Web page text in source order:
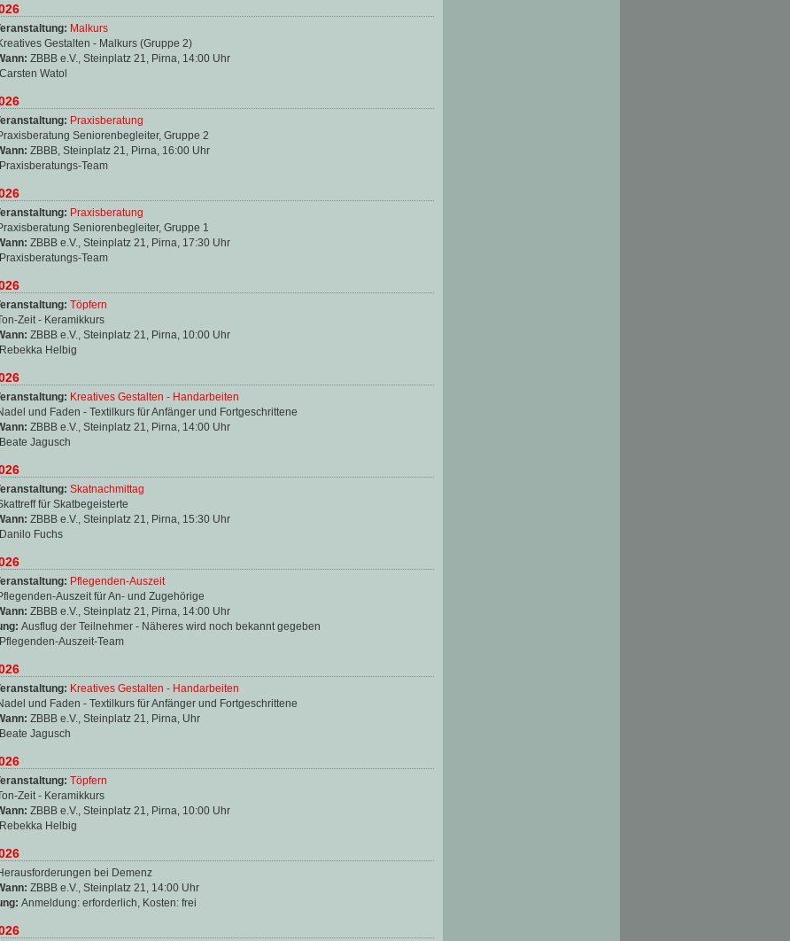
Malkurs
Gestalten - Malkurs (Gruppe 2)
ZBBB e.V., Steinplatz 21, Pirna, 14:00 Uhr
Carsten Watol
Praxisberatung
Seniorenbegleiter, Gruppe 2
ZBBB, Steinplatz 21, Pirna, 16:00 Uhr
Praxisberatungs-Team
Praxisberatung
Seniorenbegleiter, Gruppe 1
ZBBB e.V., Steinplatz 21, Pirna, 17:30 Uhr
Praxisberatungs-Team
Töpfern
Zeit - Keramikkurs
ZBBB e.V., Steinplatz 21, Pirna, 10:00 Uhr
Rebekka Helbig
Kreatives Gestalten - Handarbeiten
und Faden - Textilkurs für Anfänger und Fortgeschrittene
ZBBB e.V., Steinplatz 21, Pirna, 14:00 Uhr
Beate Jagusch
Skatnachmittag
für Skatbegeisterte
ZBBB e.V., Steinplatz 21, Pirna, 15:30 Uhr
Danilo Fuchs
Pflegenden-Auszeit
Auszeit für An- und Zugehörige
ZBBB e.V., Steinplatz 21, Pirna, 14:00 Uhr
Ausflug der Teilnehmer - Näheres wird noch bekannt gegeben
Pflegenden-Auszeit-Team
Kreatives Gestalten - Handarbeiten
und Faden - Textilkurs für Anfänger und Fortgeschrittene
ZBBB e.V., Steinplatz 21, Pirna, Uhr
Beate Jagusch
Töpfern
Zeit - Keramikkurs
ZBBB e.V., Steinplatz 21, Pirna, 10:00 Uhr
Rebekka Helbig
bei Demenz
ZBBB e.V., Steinplatz 21, 14:00 Uhr
Anmeldung: erforderlich, Kosten: frei